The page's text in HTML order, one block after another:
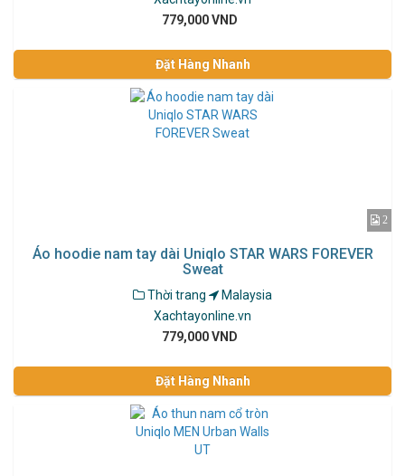
779,000 VND
Đặt Hàng Nhanh
2
Áo hoodie nam tay dài Uniqlo STAR WARS FOREVER
Sweat
Thời trang
Malaysia
Xachtayonline.vn
779,000 VND
Đặt Hàng Nhanh